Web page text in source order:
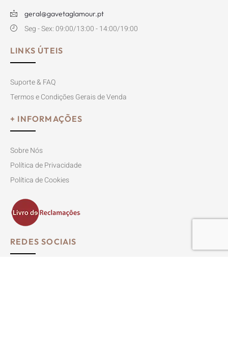
geral@gavetaglamour.pt
Seg - Sex: 09:00/13:00 - 14:00/19:00
LINKS ÚTEIS
Suporte & FAQ
Termos e Condições Gerais de Venda
+ INFORMAÇÕES
Sobre Nós
Política de Privacidade
Política de Cookies
REDES SOCIAIS